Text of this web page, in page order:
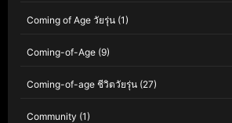
Coming of Age วัยรุ่น (1)
Coming-of-Age (9)
Coming-of-age ชีวิตวัยรุ่น (27)
Community (1)